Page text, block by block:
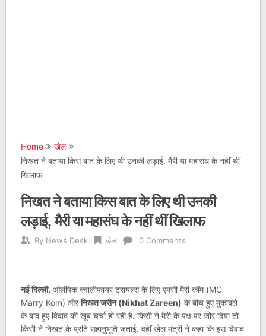
Home
खेल
निखत ने बताया किस बात के लिए थी उनकी लड़ाई, मैरी या महासंघ के नहीं थीं
खिलाफ
निखत ने बताया किस बात के लिए थी उनकी
लड़ाई, मैरी या महासंघ के नहीं थीं खिलाफ
By News Desk खेल 0 Comments
नई दिल्ली. ओलंपिक क्वालीफायर ट्रायल्स के लिए एमसी मैरी कॉम (MC
Marry Kom) औरनिखत जरीन (Nikhat Zareen) के बीच हुए मुकाबले
के बाद हुए विवाद की खूब चर्चा हो रही है. किसी ने मैरी के पक्ष पर जोर दिया तो
किसी ने निखत के प्रति सहानुभूति जताई. वहीं खेल मंत्री ने कहा कि इस विवाद